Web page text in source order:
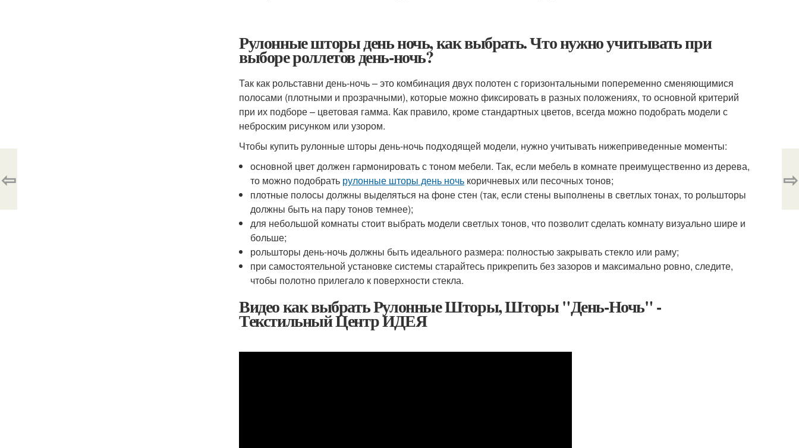
Рулонные шторы день ночь, как выбрать. Что нужно учитывать при
выборе роллетов день-ночь?
Так как рольставни день-ночь – это комбинация двух полотен с горизонтальными попеременно сменяющимися
полосами (плотными и прозрачными), которые можно фиксировать в разных положениях, то основной критерий
при их подборе – цветовая гамма. Как правило, кроме стандартных цветов, всегда можно подобрать модели с
неброским рисунком или узором.
Чтобы купить рулонные шторы день-ночь подходящей модели, нужно учитывать нижеприведенные моменты:
основной цвет должен гармонировать с тоном мебели. Так, если мебель в комнате преимущественно из дерева,
то можно подобрать рулонные шторы день ночь коричневых или песочных тонов;
плотные полосы должны выделяться на фоне стен (так, если стены выполнены в светлых тонах, то рольшторы
должны быть на пару тонов темнее);
для небольшой комнаты стоит выбрать модели светлых тонов, что позволит сделать комнату визуально шире и
больше;
рольшторы день-ночь должны быть идеального размера: полностью закрывать стекло или раму;
при самостоятельной установке системы старайтесь прикрепить без зазоров и максимально ровно, следите,
чтобы полотно прилегало к поверхности стекла.
Видео как выбрать Рулонные Шторы, Шторы "День-Ночь" -
Текстильный Центр ИДЕЯ
⇦ ⇨